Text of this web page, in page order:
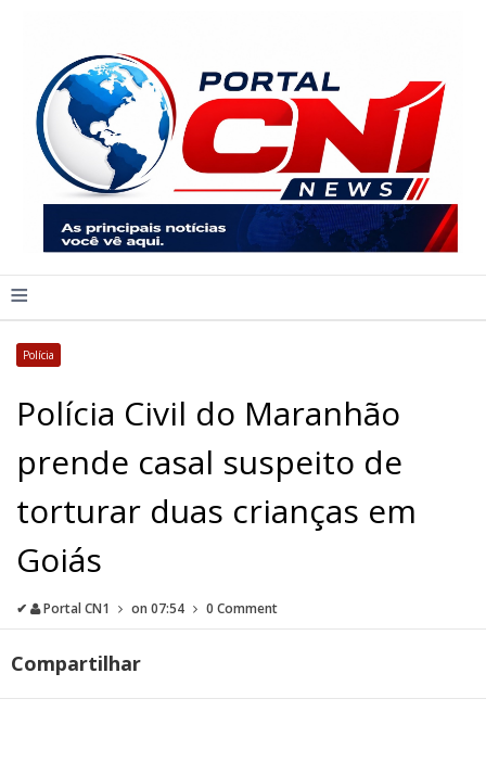
≡
Polícia
Polícia Civil do Maranhão
prende casal suspeito de
torturar duas crianças em
Goiás
✔ Portal CN1 on 07:54 0 Comment
Compartilhar